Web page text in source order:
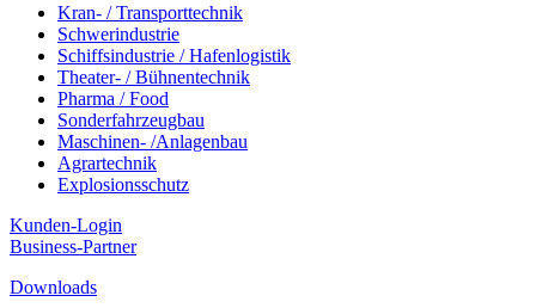
Kran- / Transporttechnik
Schwerindustrie
Schiffsindustrie / Hafenlogistik
Theater- / Bühnentechnik
Pharma / Food
Sonderfahrzeugbau
Maschinen- /Anlagenbau
Agrartechnik
Explosionsschutz
Kunden-Login
Business-Partner
Downloads